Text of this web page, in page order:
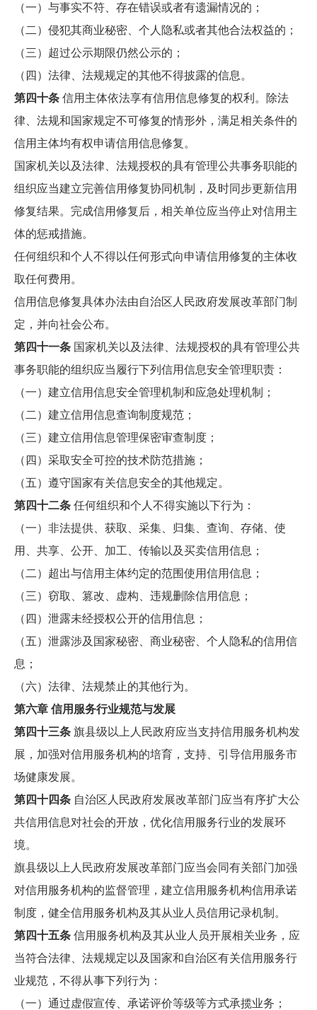
（一）与事实不符、存在错误或者有遗漏情况的；
（二）侵犯其商业秘密、个人隐私或者其他合法权益的；
（三）超过公示期限仍然公示的；
（四）法律、法规规定的其他不得披露的信息。
第四十条 信用主体依法享有信用信息修复的权利。除法
律、法规和国家规定不可修复的情形外，满足相关条件的
信用主体均有权申请信用信息修复。
国家机关以及法律、法规授权的具有管理公共事务职能的
组织应当建立完善信用修复协同机制，及时同步更新信用
修复结果。完成信用修复后，相关单位应当停止对信用主
体的惩戒措施。
任何组织和个人不得以任何形式向申请信用修复的主体收
取任何费用。
信用信息修复具体办法由自治区人民政府发展改革部门制
定，并向社会公布。
第四十一条 国家机关以及法律、法规授权的具有管理公共
事务职能的组织应当履行下列信用信息安全管理职责：
（一）建立信用信息安全管理机制和应急处理机制；
（二）建立信用信息查询制度规范；
（三）建立信用信息管理保密审查制度；
（四）采取安全可控的技术防范措施；
（五）遵守国家有关信息安全的其他规定。
第四十二条 任何组织和个人不得实施以下行为：
（一）非法提供、获取、采集、归集、查询、存储、使
用、共享、公开、加工、传输以及买卖信用信息；
（二）超出与信用主体约定的范围使用信用信息；
（三）窃取、篡改、虚构、违规删除信用信息；
（四）泄露未经授权公开的信用信息；
（五）泄露涉及国家秘密、商业秘密、个人隐私的信用信
息；
（六）法律、法规禁止的其他行为。
第六章 信用服务行业规范与发展
第四十三条 旗县级以上人民政府应当支持信用服务机构发
展，加强对信用服务机构的培育，支持、引导信用服务市
场健康发展。
第四十四条 自治区人民政府发展改革部门应当有序扩大公
共信用信息对社会的开放，优化信用服务行业的发展环
境。
旗县级以上人民政府发展改革部门应当会同有关部门加强
对信用服务机构的监督管理，建立信用服务机构信用承诺
制度，健全信用服务机构及其从业人员信用记录机制。
第四十五条 信用服务机构及其从业人员开展相关业务，应
当符合法律、法规规定以及国家和自治区有关信用服务行
业规范，不得从事下列行为：
（一）通过虚假宣传、承诺评价等级等方式承揽业务；